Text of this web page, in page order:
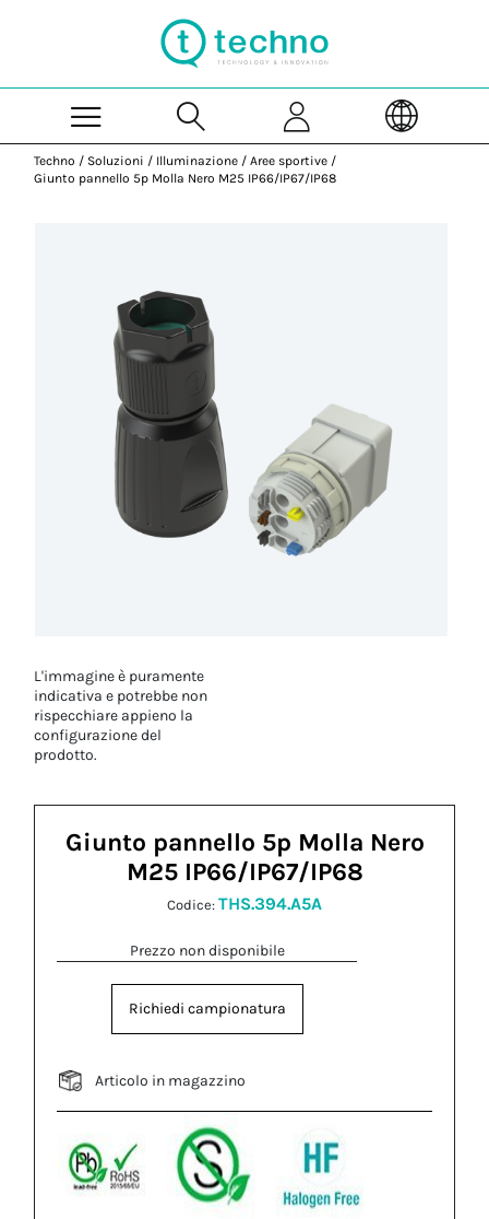
Techno / Soluzioni / Illuminazione / Aree sportive /
Giunto pannello 5p Molla Nero M25 IP66/IP67/IP68
L'immagine è puramente
indicativa e potrebbe non
rispecchiare appieno la
configurazione del
prodotto.
Giunto pannello 5p Molla Nero
M25 IP66/IP67/IP68
Codice: THS.394.A5A
Prezzo non disponibile
Richiedi campionatura
Articolo in magazzino